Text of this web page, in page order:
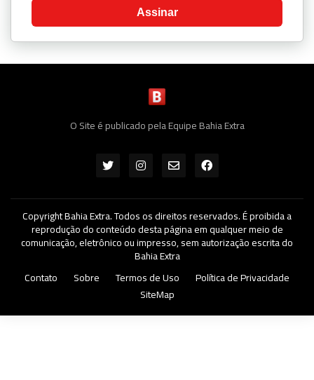
Copyright Bahia Extra. Todos os direitos reservados. É proibida a
reprodução do conteúdo desta página em qualquer meio de
comunicação, eletrônico ou impresso, sem autorização escrita do
Bahia Extra
Termos de Uso
SiteMap